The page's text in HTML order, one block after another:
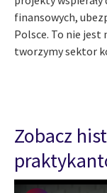
finansowych,
Polsce. To nie jest
tworzymy sektor
Zobacz